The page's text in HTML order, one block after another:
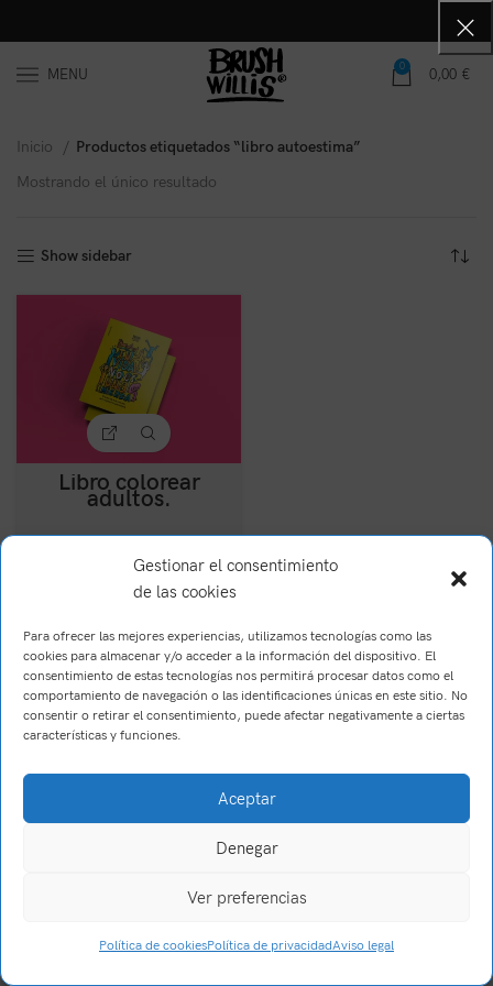
Gestionar el consentimiento
de las cookies
Para ofrecer las mejores experiencias, utilizamos tecnologías como las
cookies para almacenar y/o acceder a la información del dispositivo. El
consentimiento de estas tecnologías nos permitirá procesar datos como el
comportamiento de navegación o las identificaciones únicas en este sitio. No
consentir o retirar el consentimiento, puede afectar negativamente a ciertas
características y funciones.
Aceptar
Denegar
Ver preferencias
Política de cookiesPolítica de privacidadAviso legal
MENU 0 0,00 €
Inicio
Productos etiquetados “libro autoestima”
Mostrando el único resultado
Show sidebar
Libro colorear
adultos.
6,24€
Brush Willis 2023Trabajo realizado por Wake Up! Creations.
0